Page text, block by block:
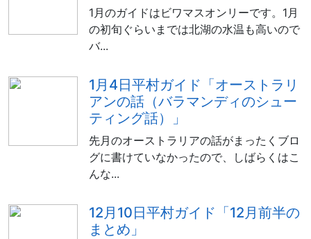
1月のガイドはビワマスオンリーです。1月
の初旬ぐらいまでは北湖の水温も高いので
バ...
1月4日平村ガイド「オーストラリ
アンの話（バラマンディのシュー
ティング話）」
先月のオーストラリアの話がまったくブロ
グに書けていなかったので、しばらくはこ
んな...
12月10日平村ガイド「12月前半の
まとめ」